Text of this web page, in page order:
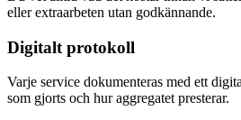
eller extraarbeten utan godkännande.
Digitalt protokoll
Varje service dokumenteras med ett
som gjorts och hur aggregatet presterar.